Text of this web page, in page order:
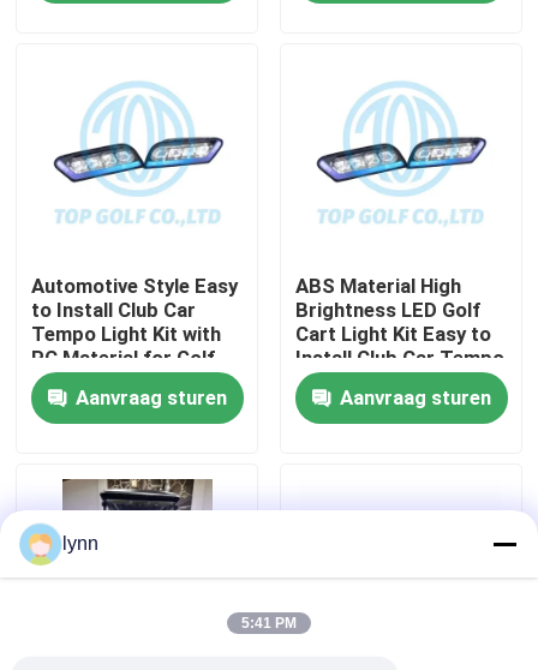
Ongeveer ons
Fabrieksreis
Kwaliteitscontrole
Contact de V.S.
Nieuws
De Zijspiegels van de golfkar
Het Wieldekking van de golfkar
Automotive Style Easy
to Install Club Car
Tempo Light Kit with
PC Material for Golf
Cart LED Light Kit
Aanvraag sturen
ABS Material High
Brightness LED Golf
Cart Light Kit Easy to
Install Club Car Tempo
Aanvraag sturen
lynn
5:41 PM